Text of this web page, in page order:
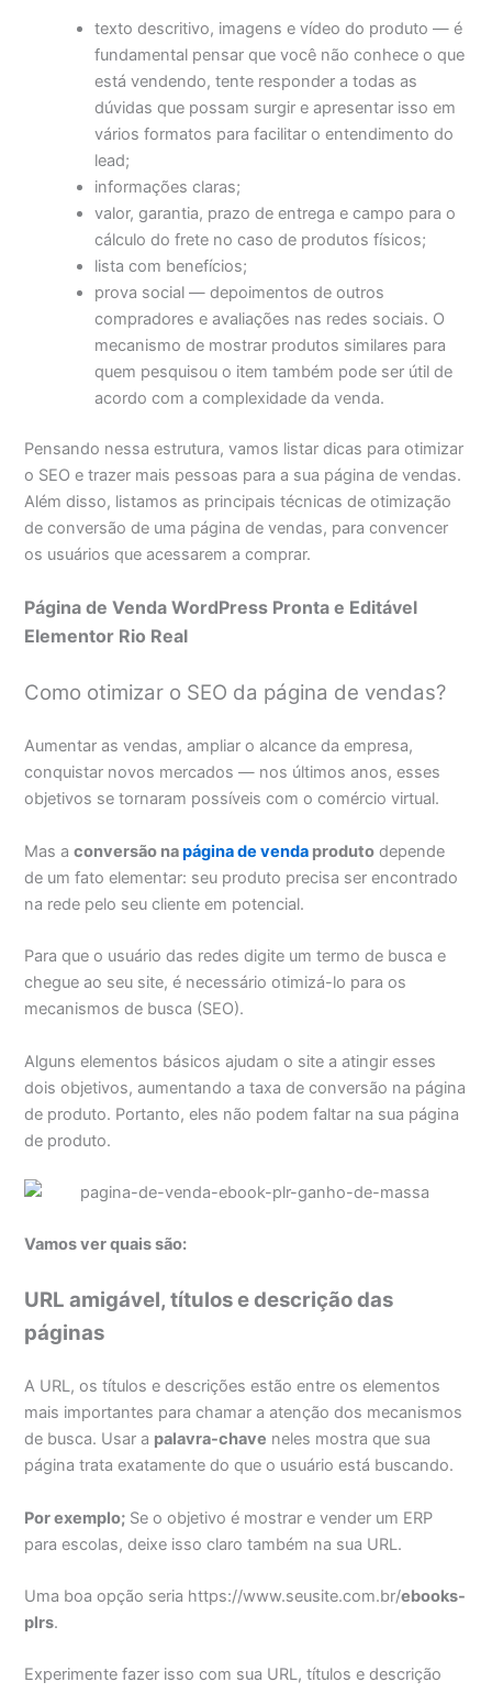
texto descritivo, imagens e vídeo do produto — é
fundamental pensar que você não conhece o que
está vendendo, tente responder a todas as
dúvidas que possam surgir e apresentar isso em
vários formatos para facilitar o entendimento do
lead;
informações claras;
valor, garantia, prazo de entrega e campo para o
cálculo do frete no caso de produtos físicos;
lista com benefícios;
prova social — depoimentos de outros
compradores e avaliações nas redes sociais. O
mecanismo de mostrar produtos similares para
quem pesquisou o item também pode ser útil de
acordo com a complexidade da venda.
Pensando nessa estrutura, vamos listar dicas para otimizar
o SEO e trazer mais pessoas para a sua página de vendas.
Além disso, listamos as principais técnicas de otimização
de conversão de uma página de vendas, para convencer
os usuários que acessarem a comprar.
Página de Venda WordPress Pronta e Editável
Elementor Rio Real
Como otimizar o SEO da página de vendas?
Aumentar as vendas, ampliar o alcance da empresa,
conquistar novos mercados — nos últimos anos, esses
objetivos se tornaram possíveis com o comércio virtual.
Mas aconversão napágina de venda produto depende
de um fato elementar: seu produto precisa ser encontrado
na rede pelo seu cliente em potencial.
Para que o usuário das redes digite um termo de busca e
chegue ao seu site, é necessário otimizá-lo para os
mecanismos de busca (SEO).
Alguns elementos básicos ajudam o site a atingir esses
dois objetivos, aumentando a taxa de conversão na página
de produto. Portanto, eles não podem faltar na sua página
de produto.
Vamos ver quais são:
URL amigável, títulos e descrição das
páginas
A URL, os títulos e descrições estão entre os elementos
mais importantes para chamar a atenção dos mecanismos
de busca. Usar a palavra-chave neles mostra que sua
página trata exatamente do que o usuário está buscando.
Por exemplo; Se o objetivo é mostrar e vender um ERP
para escolas, deixe isso claro também na sua URL.
Uma boa opção seria https://www.seusite.com.br/ebooks-
plrs.
Experimente fazer isso com sua URL, títulos e descrição